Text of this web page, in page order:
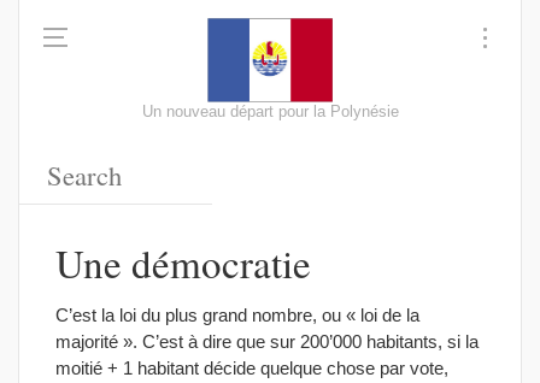
Un nouveau départ pour la Polynésie
Une démocratie
C’est la loi du plus grand nombre, ou « loi de la
majorité ». C’est à dire que sur 200’000 habitants, si la
moitié + 1 habitant décide quelque chose par vote,